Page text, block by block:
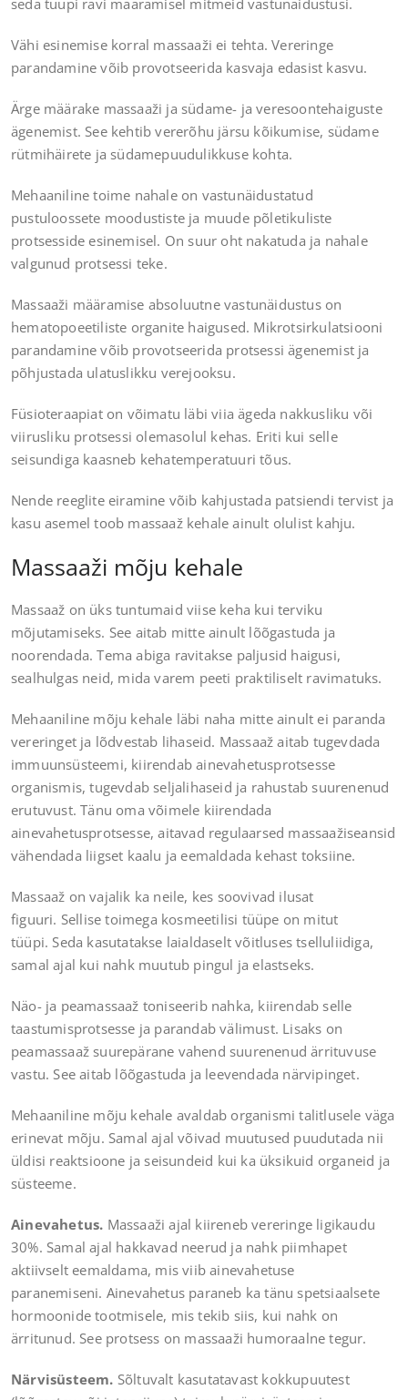
seda tüüpi ravi määramisel mitmeid vastunäidustusi.
Vähi esinemise korral massaaži ei tehta. Vereringe
parandamine võib provotseerida kasvaja edasist kasvu.
Ärge määrake massaaži ja südame- ja veresoontehaiguste
ägenemist. See kehtib vererõhu järsu kõikumise, südame
rütmihäirete ja südamepuudulikkuse kohta.
Mehaaniline toime nahale on vastunäidustatud
pustuloossete moodustiste ja muude põletikuliste
protsesside esinemisel. On suur oht nakatuda ja nahale
valgunud protsessi teke.
Massaaži määramise absoluutne vastunäidustus on
hematopoeetiliste organite haigused. Mikrotsirkulatsiooni
parandamine võib provotseerida protsessi ägenemist ja
põhjustada ulatuslikku verejooksu.
Füsioteraapiat on võimatu läbi viia ägeda nakkusliku või
viirusliku protsessi olemasolul kehas. Eriti kui selle
seisundiga kaasneb kehatemperatuuri tõus.
Nende reeglite eiramine võib kahjustada patsiendi tervist ja
kasu asemel toob massaaž kehale ainult olulist kahju.
Massaaži mõju kehale
Massaaž on üks tuntumaid viise keha kui terviku
mõjutamiseks. See aitab mitte ainult lõõgastuda ja
noorendada. Tema abiga ravitakse paljusid haigusi,
sealhulgas neid, mida varem peeti praktiliselt ravimatuks.
Mehaaniline mõju kehale läbi naha mitte ainult ei paranda
vereringet ja lõdvestab lihaseid. Massaaž aitab tugevdada
immuunsüsteemi, kiirendab ainevahetusprotsesse
organismis, tugevdab seljalihaseid ja rahustab suurenenud
erutuvust. Tänu oma võimele kiirendada
ainevahetusprotsesse, aitavad regulaarsed massaažiseansid
vähendada liigset kaalu ja eemaldada kehast toksiine.
Massaaž on vajalik ka neile, kes soovivad ilusat
figuuri. Sellise toimega kosmeetilisi tüüpe on mitut
tüüpi. Seda kasutatakse laialdaselt võitluses tselluliidiga,
samal ajal kui nahk muutub pingul ja elastseks.
Näo- ja peamassaaž toniseerib nahka, kiirendab selle
taastumisprotsesse ja parandab välimust. Lisaks on
peamassaaž suurepärane vahend suurenenud ärrituvuse
vastu. See aitab lõõgastuda ja leevendada närvipinget.
Mehaaniline mõju kehale avaldab organismi talitlusele väga
erinevat mõju. Samal ajal võivad muutused puudutada nii
üldisi reaktsioone ja seisundeid kui ka üksikuid organeid ja
süsteeme.
Ainevahetus. Massaaži ajal kiireneb vereringe ligikaudu
30%. Samal ajal hakkavad neerud ja nahk piimhapet
aktiivselt eemaldama, mis viib ainevahetuse
paranemiseni. Ainevahetus paraneb ka tänu spetsiaalsete
hormoonide tootmisele, mis tekib siis, kui nahk on
ärritunud. See protsess on massaaži humoraalne tegur.
Närvisüsteem. Sõltuvalt kasutatavast kokkupuutest